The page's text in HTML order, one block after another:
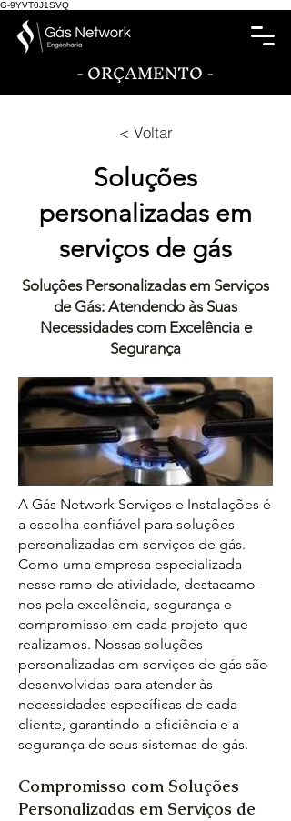
G-9YVT0J1SVQ
- ORÇAMENTO -
< Voltar
Soluções
personalizadas em
serviços de gás
Soluções Personalizadas em Serviços
de Gás: Atendendo às Suas
Necessidades com Excelência e
Segurança
A Gás Network Serviços e Instalações é
a escolha confiável para soluções
personalizadas em serviços de gás.
Como uma empresa especializada
nesse ramo de atividade, destacamo-
nos pela excelência, segurança e
compromisso em cada projeto que
realizamos. Nossas soluções
personalizadas em serviços de gás são
desenvolvidas para atender às
necessidades específicas de cada
cliente, garantindo a eficiência e a
segurança de seus sistemas de gás.
Compromisso com Soluções
Personalizadas em Serviços de